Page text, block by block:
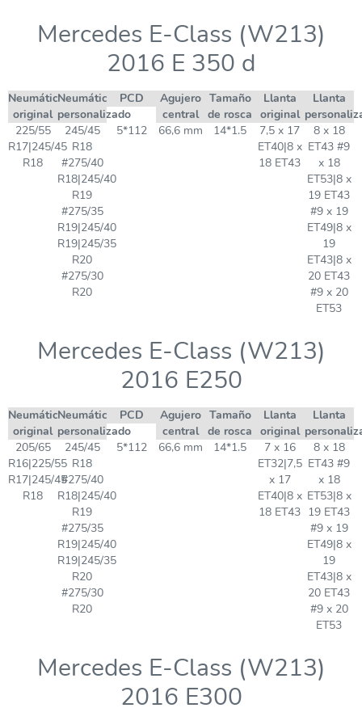
Mercedes E-Class (W213)
2016 E 350 d
Neumático
original
Neumático
personalizado
PCD
Agujero
central
Tamaño
de rosca
Llanta
original
Llanta
225/55
R17|245/45
R18
245/45
R18
#275/40
R18|245/40
R19
#275/35
R19|245/40
R19|245/35
R20
#275/30
R20
5*112 66,6 mm 14*1.5
7,5 x 17
ET40|8 x
18 ET43
8 x 18
ET43 #9
x 18
ET53|8 x
19 ET43
#9 x 19
ET49|8 x
19
ET43|8 x
20 ET43
#9 x 20
ET53
Mercedes E-Class (W213)
2016 E250
Neumático
original
Neumático
personalizado
PCD
Agujero
central
Tamaño
de rosca
Llanta
original
Llanta
205/65
R16|225/55
R17|245/45
R18
245/45
R18
#275/40
R18|245/40
R19
#275/35
R19|245/40
R19|245/35
R20
#275/30
R20
5*112 66,6 mm 14*1.5
7 x 16
ET32|7,5
x 17
ET40|8 x
18 ET43
8 x 18
ET43 #9
x 18
ET53|8 x
19 ET43
#9 x 19
ET49|8 x
19
ET43|8 x
20 ET43
#9 x 20
ET53
Mercedes E-Class (W213)
2016 E300